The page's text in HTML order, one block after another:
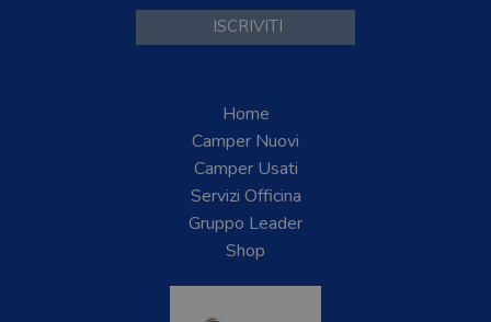
Home
Camper Nuovi
Camper Usati
Servizi Officina
Gruppo Leader
Shop